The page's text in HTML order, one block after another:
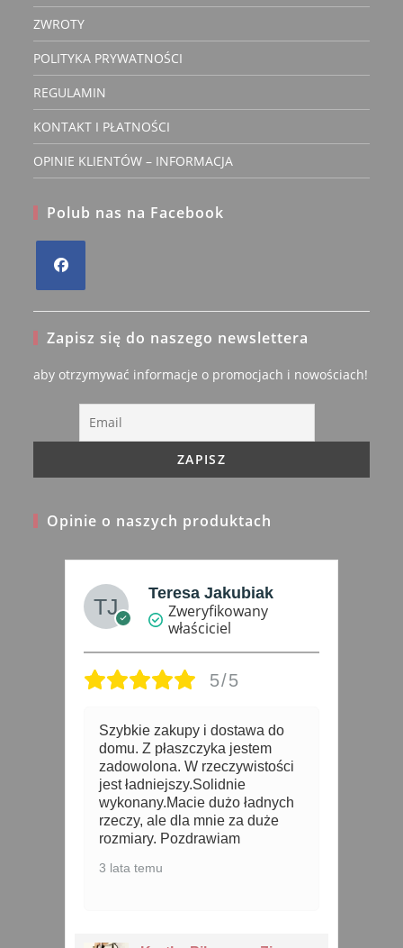
ZWROTY
POLITYKA PRYWATNOŚCI
REGULAMIN
KONTAKT I PŁATNOŚCI
OPINIE KLIENTÓW – INFORMACJA
Polub nas na Facebook
a
new
Zapisz się do naszego newslettera
aby otrzymywać informacje o promocjach i nowościach!
Opinie o naszych produktach
Iga P.
Zweryfikowany
właściciel
5/5
Super
4 lata temu